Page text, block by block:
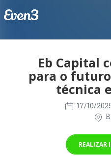
Eb Capital
para o
técnica
17/10/
REALIZAR